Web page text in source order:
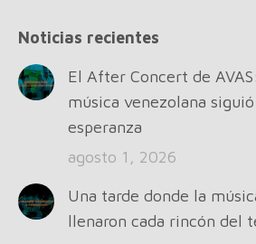
opens
in
new
window
opens
new
window
opens
new
window
opens
new
window
Noticias recientes
El After Concert de
música venezolana
esperanza
agosto 1, 2026
Una tarde donde la
llenaron cada rincón del